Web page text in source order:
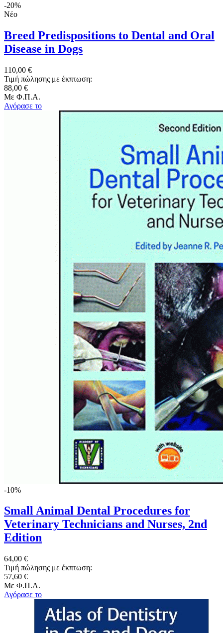
-20%
Νέο
Breed Predispositions to Dental and Oral
Disease in Dogs
110,00 €
Τιμή πώλησης με έκπτωση:
88,00 €
Με Φ.Π.Α.
Αγόρασε το
-10%
Small Animal Dental Procedures for
Veterinary Technicians and Nurses, 2nd
Edition
64,00 €
Τιμή πώλησης με έκπτωση:
57,60 €
Με Φ.Π.Α.
Αγόρασε το